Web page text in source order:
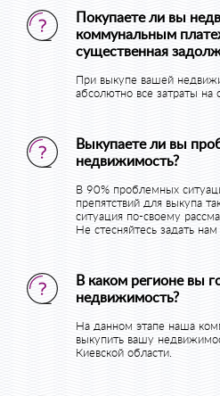
Покупаете ли вы
коммунальным
существенная
При выкупе вашей
абсолютно все затраты на
Выкупаете ли вы
недвижимость?
В 90% проблемных
препятствий для выкупа
ситуация по-своему
Не стесняйтесь задать нам
В каком регионе вы
недвижимость?
На данном этапе наша
выкупить вашу
Киевской области.